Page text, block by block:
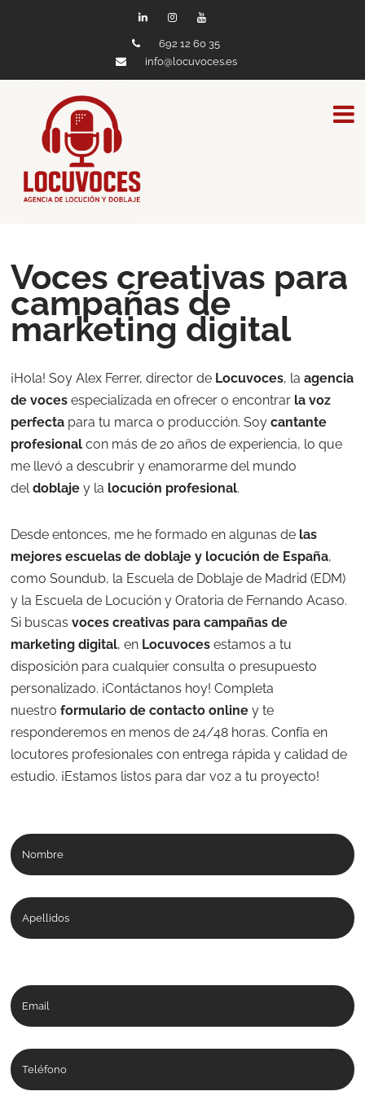
692 12 60 35
info@locuvoces.es
Voces creativas para
campañas de
marketing digital
¡Hola! Soy Alex Ferrer, director de Locuvoces, laagencia
de voces especializada en ofrecer o encontrar la voz
perfecta para tu marca o producción. Soycantante
profesional con más de 20 años de experiencia, lo que
me llevó a descubrir y enamorarme del mundo
deldoblaje y la locución profesional.
Desde entonces, me he formado en algunas de las
mejores escuelas de doblaje y locución de España,
como Soundub, la Escuela de Doblaje de Madrid (EDM)
y la Escuela de Locución y Oratoria de Fernando Acaso.
Si buscas voces creativas para campañas de
marketing digital, en Locuvoces estamos a tu
disposición para cualquier consulta o presupuesto
personalizado. ¡Contáctanos hoy! Completa
nuestroformulario de contacto online y te
responderemos en menos de 24/48 horas. Confía en
locutores profesionales con entrega rápida y calidad de
estudio. ¡Estamos listos para dar voz a tu proyecto!